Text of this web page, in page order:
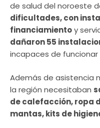
de salud del noroeste
dificultades, con
financiamientoy
dañaron 55
incapaces de
Además de asistencia
la región necesitaban
de calefacción, ropa
mantas, kits de